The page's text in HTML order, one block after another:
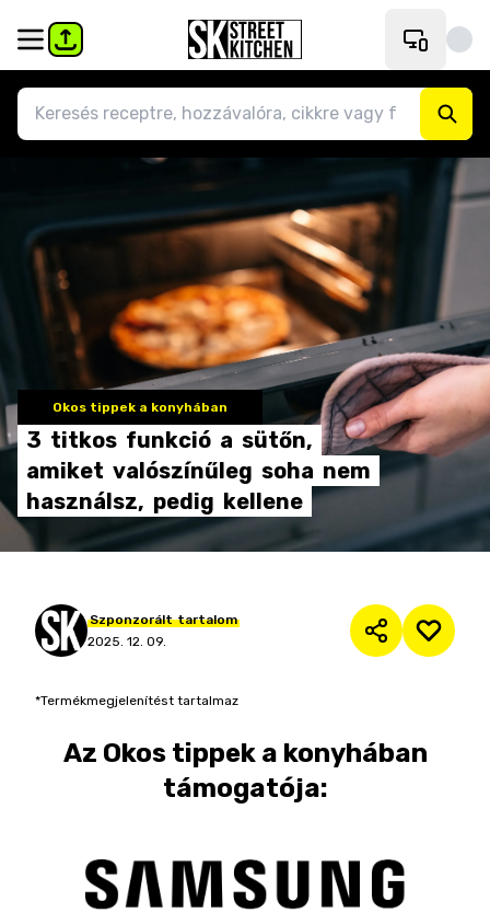
Okos tippek a konyhában
3 titkos funkció a sütőn,
amiket valószínűleg soha nem
használsz, pedig kellene
Szponzorált tartalom
2025. 12. 09.
*Termékmegjelenítést tartalmaz
Az Okos tippek a konyhában
támogatója: